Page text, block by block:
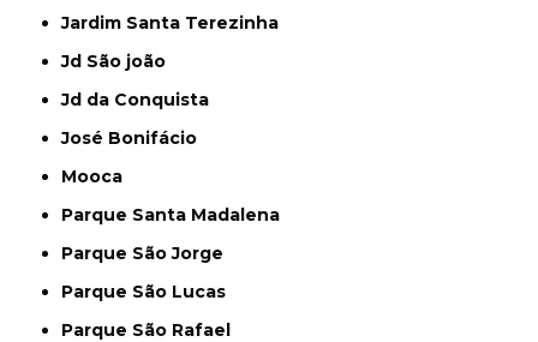
Jardim Santa Terezinha
Jd São joão
Jd da Conquista
José Bonifácio
Mooca
Parque Santa Madalena
Parque São Jorge
Parque São Lucas
Parque São Rafael